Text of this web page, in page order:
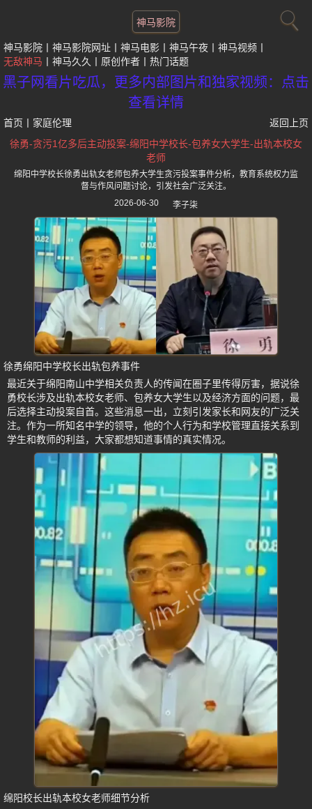
神马影院
神马影院 神马影院网址 神马电影 神马午夜
神马视频
无敌神马
神马久久 原创作者 热门话题
黑子网看片吃瓜，更多内部图片和独家视频：点击
查看详情
首页 家庭伦理
返回上页
徐勇-贪污1亿多后主动投案-绵阳中学校长-包养女大学生-出轨本校女
老师
绵阳中学校长徐勇出轨女老师包养大学生贪污投案事件分析，教育系统权力监
督与作风问题讨论，引发社会广泛关注。
2026-06-30
李子柒
徐勇绵阳中学校长出轨包养事件
最近关于绵阳南山中学相关负责人的传闻在圈子里传得厉害，据说徐
勇校长涉及出轨本校女老师、包养女大学生以及经济方面的问题，最
后选择主动投案自首。这些消息一出，立刻引发家长和网友的广泛关
注。作为一所知名中学的领导，他的个人行为和学校管理直接关系到
学生和教师的利益，大家都想知道事情的真实情况。
绵阳校长出轨本校女老师细节分析